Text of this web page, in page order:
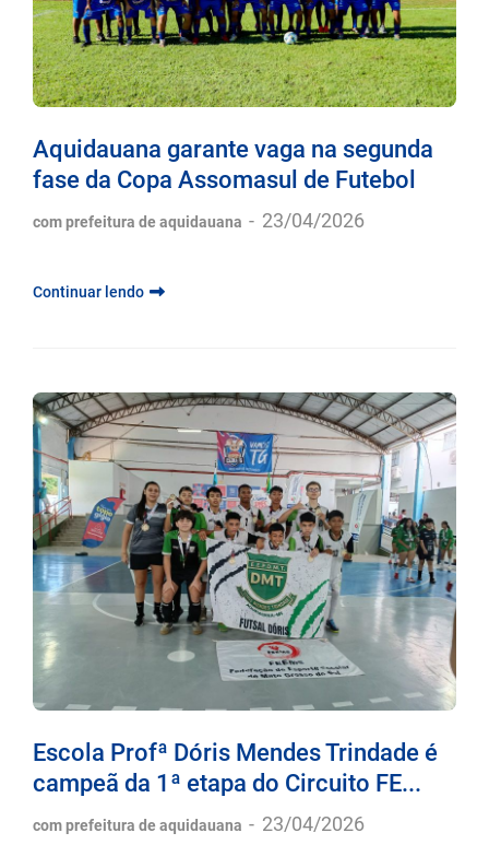
Aquidauana garante vaga na segunda
fase da Copa Assomasul de Futebol
com prefeitura de aquidauana - 23/04/2026
Continuar lendo
Escola Profª Dóris Mendes Trindade é
campeã da 1ª etapa do Circuito FE...
com prefeitura de aquidauana - 23/04/2026